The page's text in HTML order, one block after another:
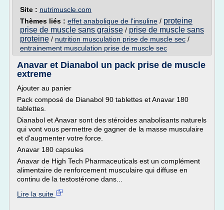
Site : nutrimuscle.com
Thèmes liés : effet anabolique de l'insuline / proteine
prise de muscle sans graisse / prise de muscle sans
proteine / nutrition musculation prise de muscle sec /
entrainement musculation prise de muscle sec
Anavar et Dianabol un pack prise de muscle
extreme
Ajouter au panier
Pack composé de Dianabol 90 tablettes et Anavar 180
tablettes.
Dianabol et Anavar sont des stéroides anabolisants naturels
qui vont vous permettre de gagner de la masse musculaire
et d'augmenter votre force.
Anavar 180 capsules
Anavar de High Tech Pharmaceuticals est un complément
alimentaire de renforcement musculaire qui diffuse en
continu de la testostérone dans...
Lire la suite